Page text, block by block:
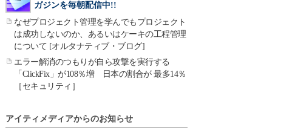
ガジンを毎朝配信中!!
なぜプロジェクト管理を学んでもプロジェクト
は成功しないのか、あるいはケーキの工程管理
について [オルタナティブ・ブログ]
エラー解消のつもりが自ら攻撃を実行する
「ClickFix」が108％増 日本の割合が 最多14％
［セキュリティ］
アイティメディアからのお知らせ